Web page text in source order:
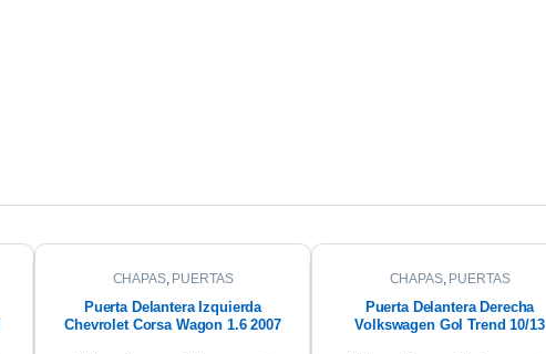
CHAPAS, PUERTAS
Puerta Delantera Izquierda
Chevrolet Corsa Wagon 1.6 2007
CHAPAS, PUERTAS
Puerta Delantera Derecha
Volkswagen Gol Trend 10/13